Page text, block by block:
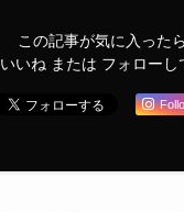
この記事が気に入ったら
いいね または フォローし